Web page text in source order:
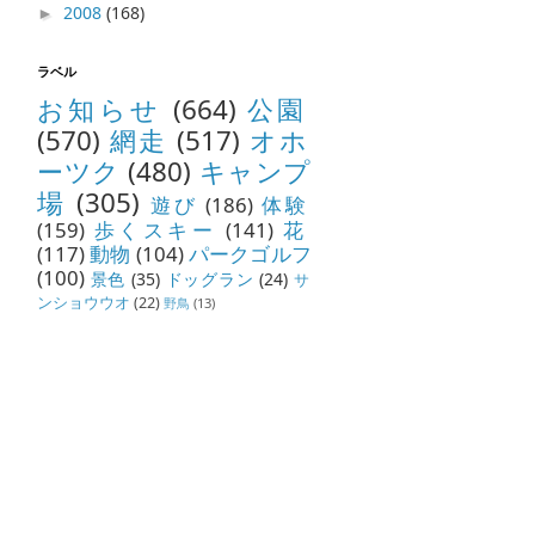
► 2008 (168)
ラベル
お知らせ (664) 公園
(570) 網走 (517) オホ
ーツク (480) キャンプ
場 (305) 遊び (186) 体験
(159) 歩くスキー (141) 花
(117)動物 (104)パークゴルフ
(100) 景色 (35) ドッグラン (24) サ
ンショウウオ (22) 野鳥 (13)